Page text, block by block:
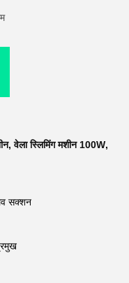
,वेला स्लिमिंग मशीन 100W,
सक्शन